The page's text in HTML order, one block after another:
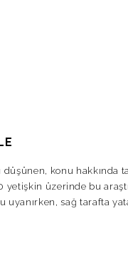
düşünen, konu hakkında
üzerinde bu
sağ tarafta